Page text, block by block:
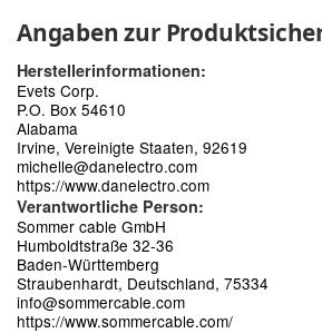
Angaben zur
Herstellerinformationen:
Evets Corp.
P.O. Box 54610
Alabama
Irvine, Vereinigte Staaten, 92619
michelle@danelectro.com
https://www.danelectro.com
Verantwortliche Person:
Sommer cable GmbH
Humboldtstraße 32-36
Baden-Württemberg
Straubenhardt, Deutschland, 75334
info@sommercable.com
https://www.sommercable.com/